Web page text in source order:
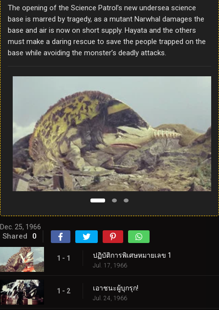
The opening of the Science Patrol’s new undersea science
base is marred by tragedy, as a mutant Narwhal damages the
base and air is now on short supply. Hayata and the others
must make a daring rescue to save the people trapped on the
base while avoiding the monster’s deadly attacks.
Dec. 25, 1966
Shared 0
1 - 1 ปฏิบัติการพิเศษหมายเลข 1
Jul. 17, 1966
1 - 2 เอาชนะผู้บุกรุก!
Jul. 24, 1966